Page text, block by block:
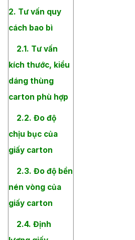
2. Tư vấn quy
cách bao bì
2.1. Tư vấn
kích thước, kiểu
dáng thùng
carton phù hợp
2.2. Đo độ
chịu bục của
giấy carton
2.3. Đo độ bền
nén vòng của
giấy carton
2.4. Định